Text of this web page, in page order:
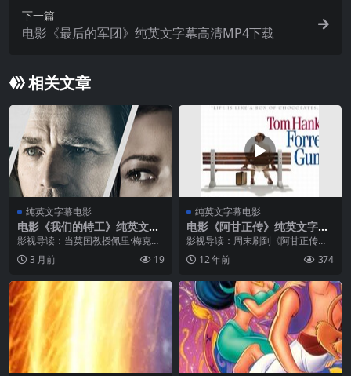
下一篇
电影《最后的军团》纯英文字幕高清MP4下载
相关文章
纯英文字幕电影
电影《我们的特工》纯英文字
幕高清MP4下载
影视导读：当英国教授佩里·梅克佩
恩（伊万·麦克格雷格饰）和他的希
腊裔美国女友（娜奥米·沃茨饰）在
历克西·尼古拉耶维奇时，他们以为
自...
3 月前 19
纯英文字幕电影
电影《阿甘正传》纯英文字幕
高清MP4下载
影视导读：周末刷到《阿甘正传》
重映的消息，忍不住又翻出硬盘里
的MP4资源刷了一遍。汤姆·汉克斯
e a box of...
12 年前 374